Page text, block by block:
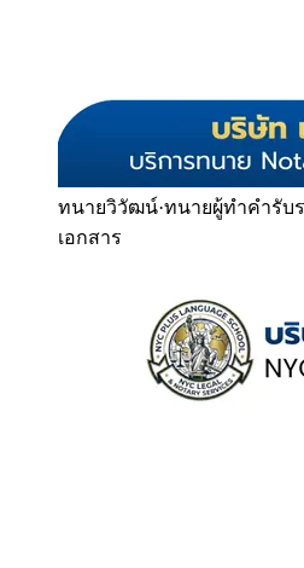
ทนายวิวัฒน์·ทนายผู้ทำคำรับ
เอกสาร